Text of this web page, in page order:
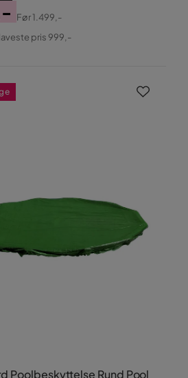
Før1.499,-
pris 999,-
Poolbeskyttelse Rund Pool